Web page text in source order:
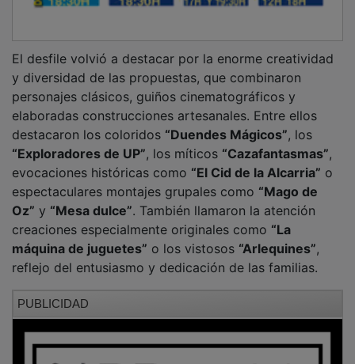
y diversidad de las propuestas, que combinaron
personajes clásicos, guiños cinematográficos y
elaboradas construcciones artesanales. Entre ellos
destacaron los coloridos“Duendes Mágicos” , los
“Exploradores de UP”, los míticos“Cazafantasmas”
evocaciones históricas como“El Cid de la Alcarria”o
espectaculares montajes grupales como“Mago de
Oz”y“Mesa dulce”. También llamaron la atención
creaciones especialmente originales como“La
máquina de juguetes”o los vistosos“Arlequines”
reflejo del entusiasmo y dedicación de las familias.